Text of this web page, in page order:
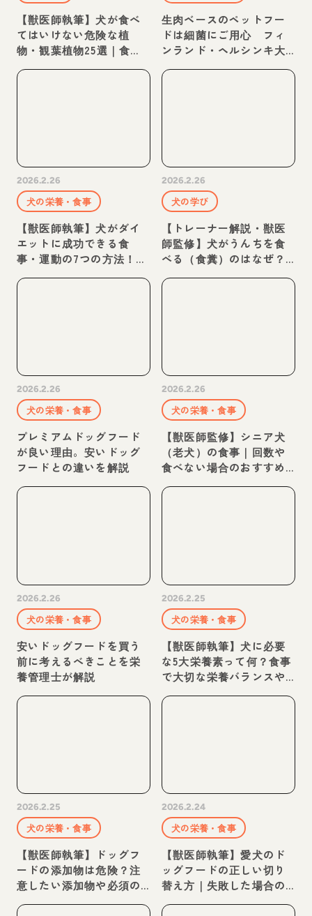
【獣医師執筆】犬が食べ
てはいけない危険な植
物・観葉植物25選｜食べ
生肉ベースのペットフー
ドは細菌にご用心 フィ
ンランド・ヘルシンキ大
2026.2.26
犬の栄養・食事
【獣医師執筆】犬がダイ
エットに成功できる食
事・運動の7つの方法！適
2026.2.26
犬の学び
【トレーナー解説・獣医
師監修】犬がうんちを食
べる（食糞）のはなぜ？
2026.2.26
犬の栄養・食事
プレミアムドッグフード
が良い理由。安いドッグ
フードとの違いを解説
2026.2.26
犬の栄養・食事
【獣医師監修】シニア犬
（老犬）の食事｜回数や
食べない場合のおすすめ
フードを紹介
2026.2.26
犬の栄養・食事
安いドッグフードを買う
前に考えるべきことを栄
養管理士が解説
2026.2.25
犬の栄養・食事
【獣医師執筆】犬に必要
な5大栄養素って何？食事
で大切な栄養バランスや
2026.2.25
犬の栄養・食事
【獣医師執筆】ドッグフ
ードの添加物は危険？注
意したい添加物や必須の
2026.2.24
犬の栄養・食事
【獣医師執筆】愛犬のド
ッグフードの正しい切り
替え方｜失敗した場合の